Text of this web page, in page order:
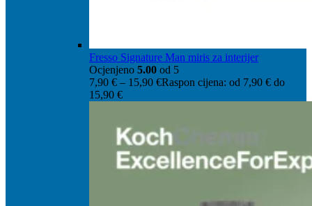
Fresso Signature Man miris za interijer
Ocjenjeno 5.00 od 5
7,90 € – 15,90 €Raspon cijena: od 7,90 € do
15,90 €